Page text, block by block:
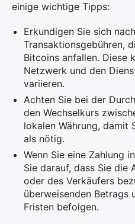
einige wichtige Tipps:
Erkundigen Sie sich
Transaktionsgebühren,
Bitcoins anfallen. Diese
Netzwerk und den
variieren.
Achten Sie bei der
den Wechselkurs
lokalen Währung, damit
als nötig.
Wenn Sie eine Zahlung
Sie darauf, dass Sie die
oder des Verkäufers
überweisenden Betrags
Fristen befolgen.